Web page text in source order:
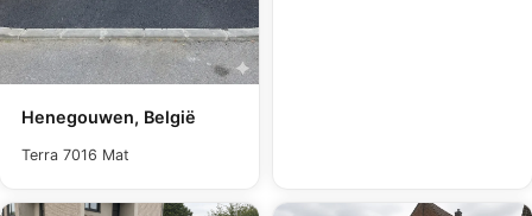
Henegouwen, België
Terra 7016 Mat